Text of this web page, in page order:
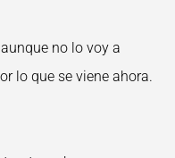
no lo voy a
lo que se viene ahora.